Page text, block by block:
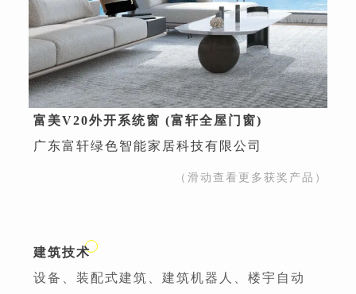
富美V20外开系统窗 (富轩全屋门窗)
广东富轩绿色智能家居科技有限公司
（滑动查看更多获奖产品）
建筑技术
设备、装配式建筑、建筑机器人、楼宇自动